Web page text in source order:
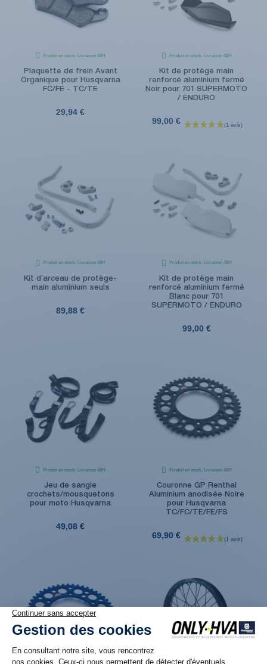
Produit en stock. Livraison 48H
Plaquette de frein Avant
Organique pour Husqvarna
FC/FE - TC/TE
29,94 €
Produit en stock. Livraison 48H
Kit de protège main
renforcé aluminium fermé
Noir pour 701 SUPERMOTO
/ ENDURO
99,00 €
Produit en stock. Livraison 48H
Kit d’arceau de protège-
main aluminium seuls
89,88 €
Produit en stock. Livraison 48H
Kit de protège main
renforcé aluminium fermé
Blanc pour 701
SUPERMOTO / ENDURO
99,00 €
Produit en stock. Livraison 48H
Jeu de sangle
crochets/mousquetons
pour moto Husqvarna
49,08 €
Produit en stock. Livraison 48H
Couronne GP Renthal
Aluminium anodisée Noire
pour Husqvarna
TC/FC/TE/FE/FS
69,90 €